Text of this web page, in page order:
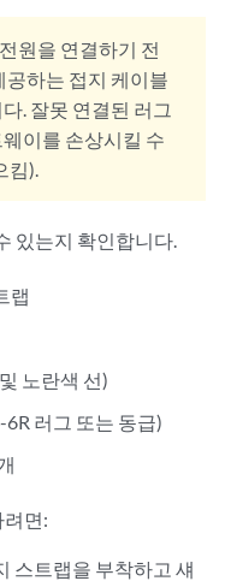
원을 연결하기 전
공하는 접지 케이블
. 잘못 연결된 러그
이를 손상시킬 수
킴).
있는지 확인합니다.
랩
노란색 선)
러그 또는 동급)
면:
스트랩을 부착하고 섀